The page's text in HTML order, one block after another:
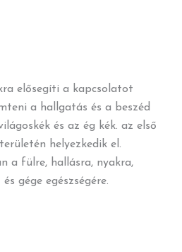
elősegíti a kapcsolatot
a hallgatás és a beszéd
és az ég kék. az első
helyezkedik el.
a fülre, hallásra, nyakra,
gége egészségére.